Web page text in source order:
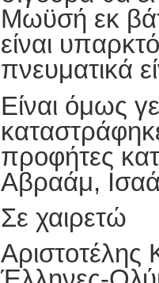
Μωϋσή εκ
είναι
πνευματικά
Είναι όμως
προφήτες
Αβραάμ,
Σε χαιρετώ
Αριστοτέλης